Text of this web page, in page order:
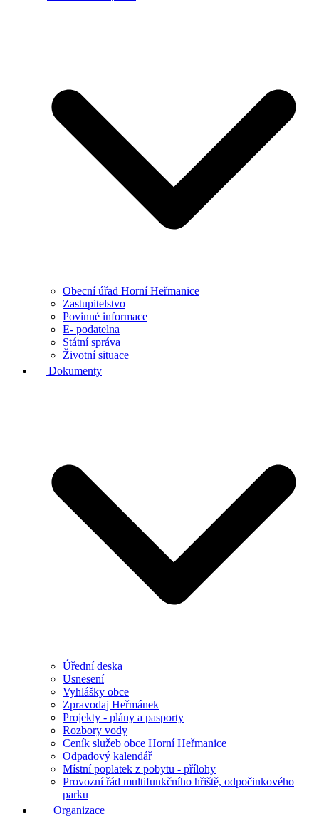
Obecní úřad Horní Heřmanice
Zastupitelstvo
Povinné informace
E- podatelna
Státní správa
Životní situace
Dokumenty
Úřední deska
Usnesení
Vyhlášky obce
Zpravodaj Heřmánek
Projekty - plány a pasporty
Rozbory vody
Ceník služeb obce Horní Heřmanice
Odpadový kalendář
Místní poplatek z pobytu - přílohy
Provozní řád multifunkčního hřiště, odpočinkového
parku
Organizace